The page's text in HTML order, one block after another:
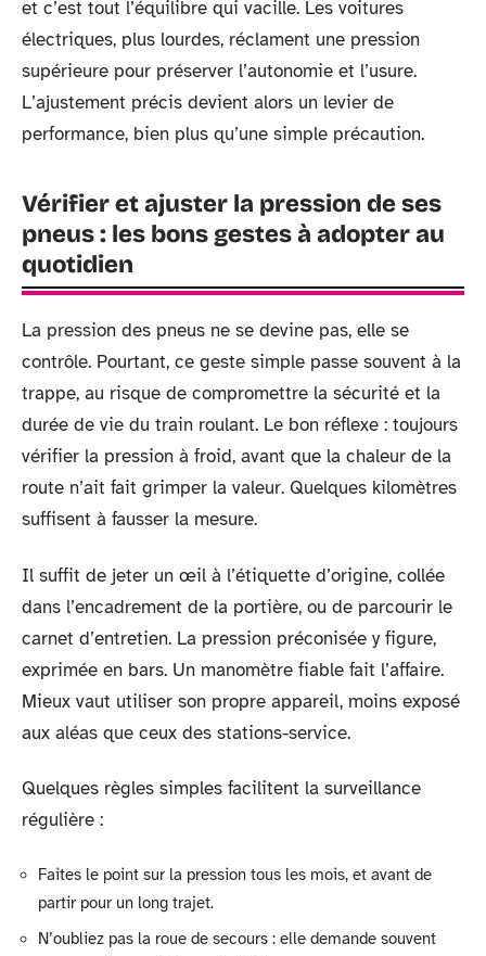
et c’est tout l’équilibre qui vacille. Les voitures
électriques, plus lourdes, réclament une pression
supérieure pour préserver l’autonomie et l’usure.
L’ajustement précis devient alors un levier de
performance, bien plus qu’une simple précaution.
Vérifier et ajuster la pression de ses
pneus : les bons gestes à adopter au
quotidien
La pression des pneus ne se devine pas, elle se
contrôle. Pourtant, ce geste simple passe souvent à la
trappe, au risque de compromettre la sécurité et la
durée de vie du train roulant. Le bon réflexe : toujours
vérifier la pression à froid, avant que la chaleur de la
route n’ait fait grimper la valeur. Quelques kilomètres
suffisent à fausser la mesure.
Il suffit de jeter un œil à l’étiquette d’origine, collée
dans l’encadrement de la portière, ou de parcourir le
carnet d’entretien. La pression préconisée y figure,
exprimée en bars. Un manomètre fiable fait l’affaire.
Mieux vaut utiliser son propre appareil, moins exposé
aux aléas que ceux des stations-service.
Quelques règles simples facilitent la surveillance
régulière :
Faites le point sur la pression tous les mois, et avant de
partir pour un long trajet.
N’oubliez pas la roue de secours : elle demande souvent